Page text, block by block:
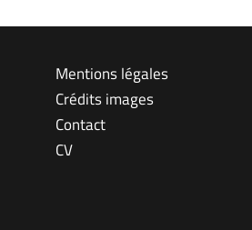
Mentions légales
Crédits images
Contact
CV